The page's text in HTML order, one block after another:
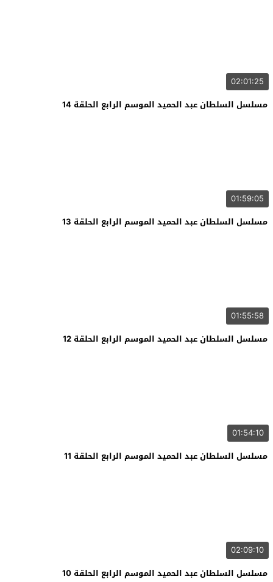
02:01:25
مسلسل السلطان عبد الحميد الموسم الرابع الحلقة 14
01:59:05
مسلسل السلطان عبد الحميد الموسم الرابع الحلقة 13
01:55:58
مسلسل السلطان عبد الحميد الموسم الرابع الحلقة 12
01:54:10
مسلسل السلطان عبد الحميد الموسم الرابع الحلقة 11
02:09:10
مسلسل السلطان عبد الحميد الموسم الرابع الحلقة 10